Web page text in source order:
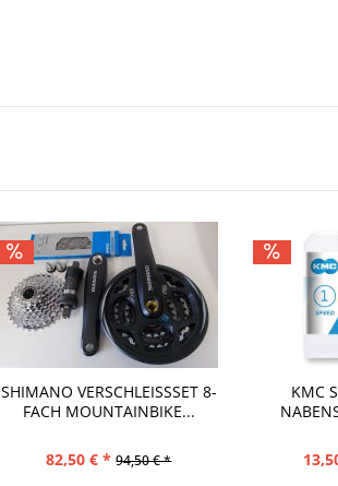
SHIMANO VERSCHLEISSSET 8-F
ACH MOUNTAINBIKE...
82,50 € * 94,50 € *
KMC